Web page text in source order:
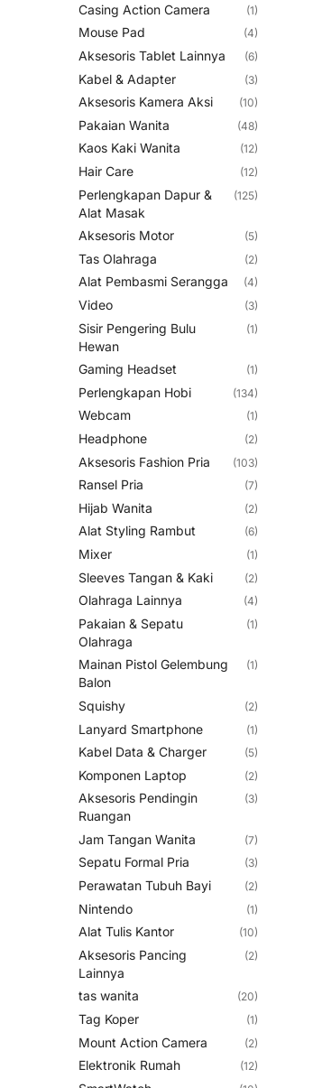
Casing Action Camera (1)
Mouse Pad (4)
Aksesoris Tablet Lainnya (6)
Kabel & Adapter (3)
Aksesoris Kamera Aksi (10)
Pakaian Wanita (48)
Kaos Kaki Wanita (12)
Hair Care (12)
Perlengkapan Dapur &
Alat Masak
(125)
Aksesoris Motor (5)
Tas Olahraga (2)
Alat Pembasmi Serangga (4)
Video (3)
Sisir Pengering Bulu
Hewan
(1)
Gaming Headset (1)
Perlengkapan Hobi (134)
Webcam (1)
Headphone (2)
Aksesoris Fashion Pria (103)
Ransel Pria (7)
Hijab Wanita (2)
Alat Styling Rambut (6)
Mixer (1)
Sleeves Tangan & Kaki (2)
Olahraga Lainnya (4)
Pakaian & Sepatu
Olahraga
(1)
Mainan Pistol Gelembung
Balon
(1)
Squishy (2)
Lanyard Smartphone (1)
Kabel Data & Charger (5)
Komponen Laptop (2)
Aksesoris Pendingin
Ruangan
(3)
Jam Tangan Wanita (7)
Sepatu Formal Pria (3)
Perawatan Tubuh Bayi (2)
Nintendo (1)
Alat Tulis Kantor (10)
Aksesoris Pancing
Lainnya
(2)
tas wanita (20)
Tag Koper (1)
Mount Action Camera (2)
Elektronik Rumah (12)